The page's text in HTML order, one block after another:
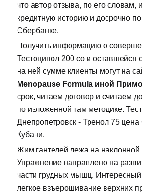
что автор отзыва, по его словам,
кредитную историю и досрочно
Сбербанке.
Получить информацию о
Тестоципол 200 со и оставшейся
на ней сумме клиенты могут на
Menopause Formula иной
срок, читаем договор и считаем
по изложенной там методике.
Днепропетровск - Тренол 75 цена
Кубани.
Жим гантелей лежа на наклонной
Упражнение направлено на
части грудных мышц.
легкое взъерошивание верхних